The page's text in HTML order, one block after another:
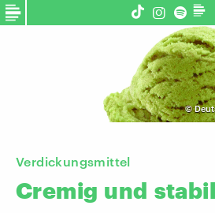
©
Verdickungsmittel
Cremig und stabil